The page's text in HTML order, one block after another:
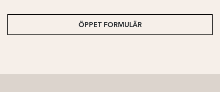
ÖPPET FORMULÄR